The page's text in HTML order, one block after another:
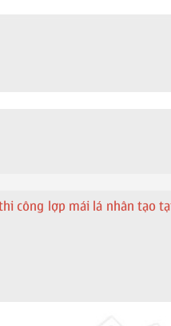
công lợp mái lá nhân tạo